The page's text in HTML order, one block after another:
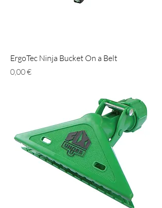
ErgoTec Ninja Bucket On a Belt
Prezzo
0,00 €